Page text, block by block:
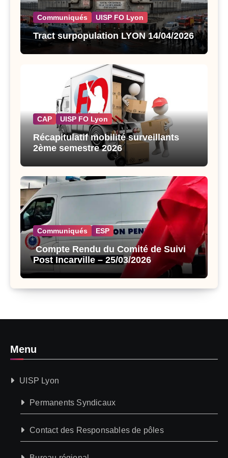
Communiqués UISP FO Lyon
Tract surpopulation LYON 14/04/2026
CAP UISP FO Lyon
Récapitulatif mobilité surveillants
2ème semestre 2026
Communiqués ESP
Compte Rendu du Comité de Suivi
Post Incarville – 25/03/2026
Menu
UISP Lyon
Permanents Syndicaux
Contact des Responsables de pôles